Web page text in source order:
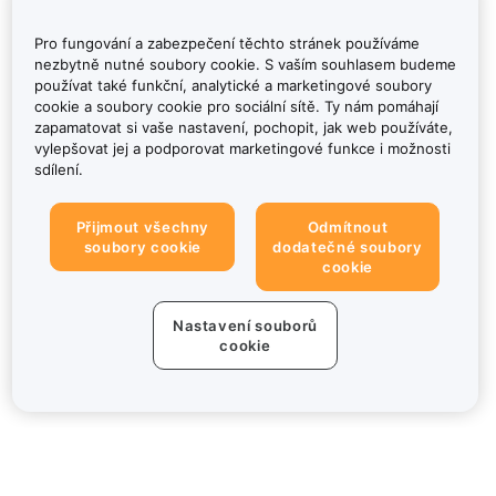
Pro fungování a zabezpečení těchto stránek používáme
nezbytně nutné soubory cookie. S vaším souhlasem budeme
používat také funkční, analytické a marketingové soubory
cookie a soubory cookie pro sociální sítě. Ty nám pomáhají
zapamatovat si vaše nastavení, pochopit, jak web používáte,
vylepšovat jej a podporovat marketingové funkce i možnosti
sdílení.
Přijmout všechny
soubory cookie
Odmítnout
dodatečné soubory
cookie
Nastavení souborů
cookie